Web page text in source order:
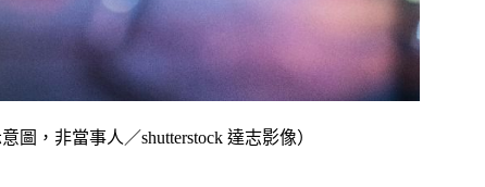
，非當事人／shutterstock 達志影像）